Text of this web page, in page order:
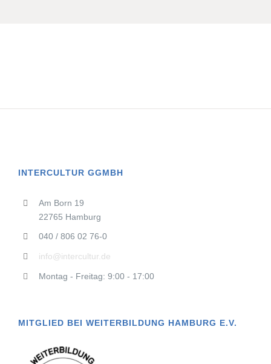
INTERCULTUR GGMBH
Am Born 19
22765 Hamburg
040 / 806 02 76-0
info@intercultur.de
Montag - Freitag: 9:00 - 17:00
MITGLIED BEI WEITERBILDUNG HAMBURG E.V.